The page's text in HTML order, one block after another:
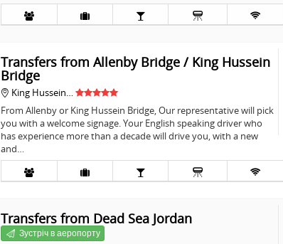
Transfers from Allenby Bridge / King Hussein
Bridge
King Hussein…
From Allenby or King Hussein Bridge, Our representative will pick
you with a welcome signage. Your English speaking driver who
has experience more than a decade will drive you, with a new
and…
Transfers from Dead Sea Jordan
Зустріч в аеропорту